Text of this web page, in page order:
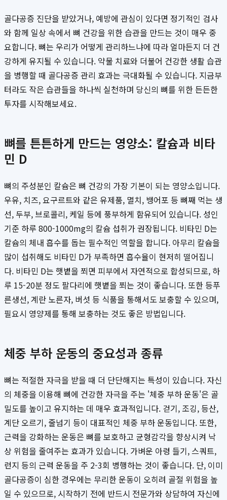
골다공증 진단을 받았거나, 예방에 관심이 있다면 정기적인 검사
와 함께 일상 속에서 뼈 건강을 위한 습관을 만드는 것이 매우 중
요합니다. 뼈는 우리가 어떻게 관리하느냐에 따라 얼마든지 더 건
강하게 유지될 수 있습니다. 약물 치료와 더불어 건강한 생활 습관
을 병행할 때 골다공증 관리 효과는 극대화될 수 있습니다. 지금부
터라도 작은 습관들을 하나씩 실천하며 당신의 뼈를 위한 든든한
투자를 시작해보세요.
뼈를 튼튼하게 만드는 영양소: 칼슘과 비타
민 D
뼈의 주성분인 칼슘은 뼈 건강의 가장 기본이 되는 영양소입니다.
우유, 치즈, 요구르트와 같은 유제품, 멸치, 뱅어포 등 뼈째 먹는 생
선, 두부, 브로콜리, 케일 등에 풍부하게 함유되어 있습니다. 성인
기준 하루 800-1000mg의 칼슘 섭취가 권장됩니다. 비타민 D는
칼슘의 체내 흡수를 돕는 필수적인 역할을 합니다. 아무리 칼슘을
많이 섭취해도 비타민 D가 부족하면 흡수율이 현저히 떨어집니
다. 비타민 D는 햇볕을 쬐면 피부에서 자연적으로 합성되므로, 하
루 15-20분 정도 팔다리에 햇볕을 쬐는 것이 좋습니다. 또한 등푸
른생선, 계란 노른자, 버섯 등 식품을 통해서도 보충할 수 있으며,
필요시 영양제를 통해 보충하는 것도 좋은 방법입니다.
체중 부하 운동의 중요성과 종류
뼈는 적절한 자극을 받을 때 더 단단해지는 특성이 있습니다. 자신
의 체중을 이용해 뼈에 건강한 자극을 주는 '체중 부하 운동'은 골
밀도를 높이고 유지하는 데 매우 효과적입니다. 걷기, 조깅, 등산,
계단 오르기, 줄넘기 등이 대표적인 체중 부하 운동입니다. 또한,
근력을 강화하는 운동은 뼈를 보호하고 균형감각을 향상시켜 낙
상 위험을 줄여주는 효과가 있습니다. 가벼운 아령 들기, 스쿼트,
런지 등의 근력 운동을 주 2-3회 병행하는 것이 좋습니다. 단, 이미
골다공증이 심한 경우에는 무리한 운동이 오히려 골절 위험을 높
일 수 있으므로, 시작하기 전에 반드시 전문가와 상담하여 자신에